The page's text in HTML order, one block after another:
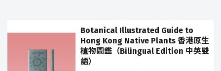
Botanical Illustrated Guide to
Hong Kong Native Plants 香港原生
植物圖鑑（Bilingual Edition 中英雙
語）